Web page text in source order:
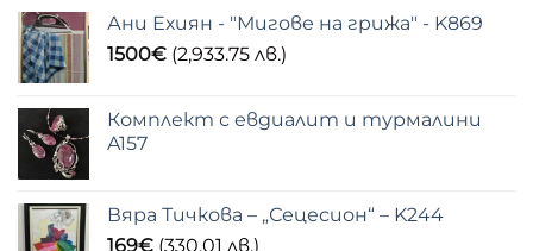
Ани Ехиян - "Мигове на грижа" - K869
1500€ (2,933.75 лв.)
Комплект с евдиалит и турмалини
A157
Вяра Тичкова – „Сецесион“ – K244
169€ (330.01 лв.)